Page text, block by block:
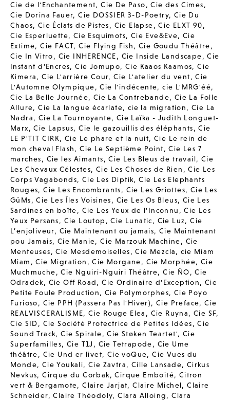
Cie de l'Enchantement,Cie De Paso,Cie des Cimes,
Cie Dorina Fauer,Cie DOSSIER 3-D-Poetry, Cie Du
Chaos, Cie Éclats de Pistes, Cie Elapse,Cie ELXT 90,
Cie Esperluette, Cie Esquimots, Cie Eve&Eve,Cie
Extime,Cie FACT,Cie Flying Fish,Cie Goudu Théâtre,
Cie In Vitro, Cie INHERENCE, Cie Inside Landscape,Cie
Instant d'Encres,Cie Jomupo,Cie Kaaos Kaamos,Cie
Kimera,Cie L'arrière Cour,Cie L'atelier du vent,Cie
L'Automne Olympique,Cie l'indécente,cie L'MRG'éé,
Cie La Belle Journée, Cie La Contrebande, Cie La Folle
Allure,Cie La langue écarlate, cie la migration,Cie La
Nadra, Cie La Tournoyante, Cie Laïka - Judith Longuet-
Marx,Cie Lapsus,Cie le gazouillis des éléphants,Cie
LE P'TIT CIRK,Cie Le phare et la nuit,Cie Le rein de
mon cheval Flash,Cie Le Septième Point,Cie Les 7
marches, Cie les Aimants,Cie Les Bleus de travail, Cie
Les Chevaux Célestes, Cie Les Choses de Rien ,Cie Les
Corps Vagabonds, Cie Les Diptik,Cie Les Elephants
Rouges,Cie Les Encombrants, Cie Les Griottes, Cie Les
GüMs,Cie Les Îles Voisines, Cie Les Os Bleus, Cie Les
Sardines en boîte, Cie Les Yeux de l'Inconnu ,Cie Les
Yeux Persans, Cie Loutop ,Cie Lunatic, Cie Luz,Cie
L’enjoliveur, Cie Maintenant ou jamais,Cie Maintenant
pou Jamais, Cie Manie,Cie Marzouk Machine, Cie
Menteuses,Cie Mesdemoiselles,Cie Mezcla,cie Miam
Miam ,Cie Migration ,Cie Morgane, Cie Morphée, Cie
Muchmuche,Cie Nguiri-Nguiri Théâtre,Cie ÑO,Cie
Odradek, Cie Off Road,Cie Ordinaire d'Exception,Cie
Petite Foule Production,Cie Polymorphes, Cie Poyo
Furioso, Cie PPH (Passera Pas l'Hiver),Cie Preface,Cie
REALVISCERALISME,Cie Rouge Elea , Cie Ruyna,Cie SF,
Cie SID, Cie Société Protectrice de Petites Idées,Cie
Sound Track,Cie Spirale,Cie Støken Teartet', Cie
Superfamilles,Cie T1J , Cie Tetrapode, Cie Ume
théâtre, Cie Und er livet, Cie voQue,Cie Vues du
Monde, Cie Youkali,Cie Zavtra, Cille Lansade, Cirkus
Nevkus,Cirque du Corbak,Cirque Emboité, Citron
vert & Bergamote,Claire Jarjat,Claire Michel,Claire
Schneider,Claire Théodoly,Clara Alloing,Clara